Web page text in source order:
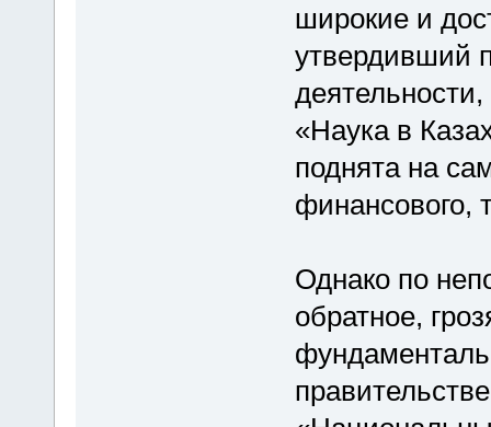
широкие и
утвердивший
«Наука в
поднята на
финансового,
Однако по
обратное,